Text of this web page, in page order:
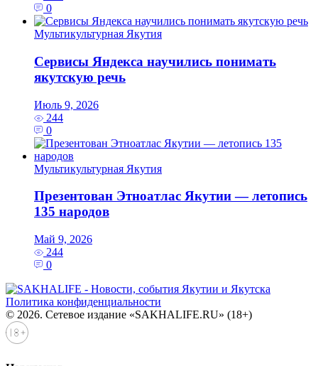
0
Мультикультурная Якутия
Сервисы Яндекса научились понимать
якутскую речь
Июль 9, 2026
244
0
Мультикультурная Якутия
Презентован Этноатлас Якутии — летопись
135 народов
Май 9, 2026
244
0
Политика конфиденциальности
© 2026. Сетевое издание «SAKHALIFE.RU» (18+)